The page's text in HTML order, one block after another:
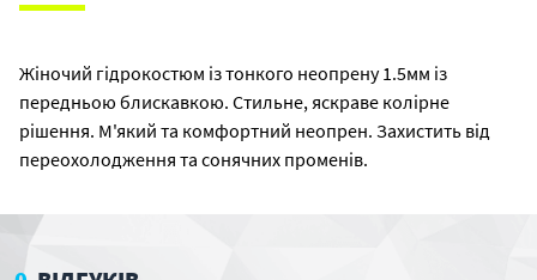
Жіночий гідрокостюм із тонкого неопрену 1.5мм із
передньою блискавкою. Стильне, яскраве колірне
рішення. М'який та комфортний неопрен. Захистить від
переохолодження та сонячних променів.